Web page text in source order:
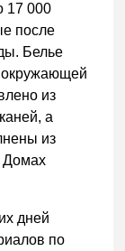
17 000
после
Белье
окружающей
из
а
из
Домах
дней
по